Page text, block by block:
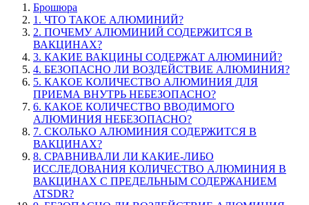
Брошюра
1. ЧТО ТАКОЕ АЛЮМИНИЙ?
2. ПОЧЕМУ АЛЮМИНИЙ СОДЕРЖИТСЯ В
ВАКЦИНАХ?
3. КАКИЕ ВАКЦИНЫ СОДЕРЖАТ АЛЮМИНИЙ?
4. БЕЗОПАСНО ЛИ ВОЗДЕЙСТВИЕ АЛЮМИНИЯ?
5. КАКОЕ КОЛИЧЕСТВО АЛЮМИНИЯ ДЛЯ
ПРИЕМА ВНУТРЬ НЕБЕЗОПАСНО?
6. КАКОЕ КОЛИЧЕСТВО ВВОДИМОГО
АЛЮМИНИЯ НЕБЕЗОПАСНО?
7. СКОЛЬКО АЛЮМИНИЯ СОДЕРЖИТСЯ В
ВАКЦИНАХ?
8. СРАВНИВАЛИ ЛИ КАКИЕ-ЛИБО
ИССЛЕДОВАНИЯ КОЛИЧЕСТВО АЛЮМИНИЯ В
ВАКЦИНАХ С ПРЕДЕЛЬНЫМ СОДЕРЖАНИЕМ
ATSDR?